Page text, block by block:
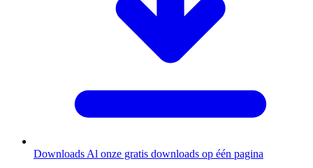
Downloads Al onze gratis downloads op één pagina